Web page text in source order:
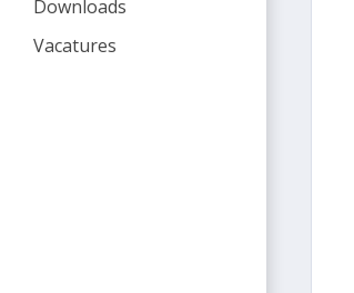
Downloads
Vacatures